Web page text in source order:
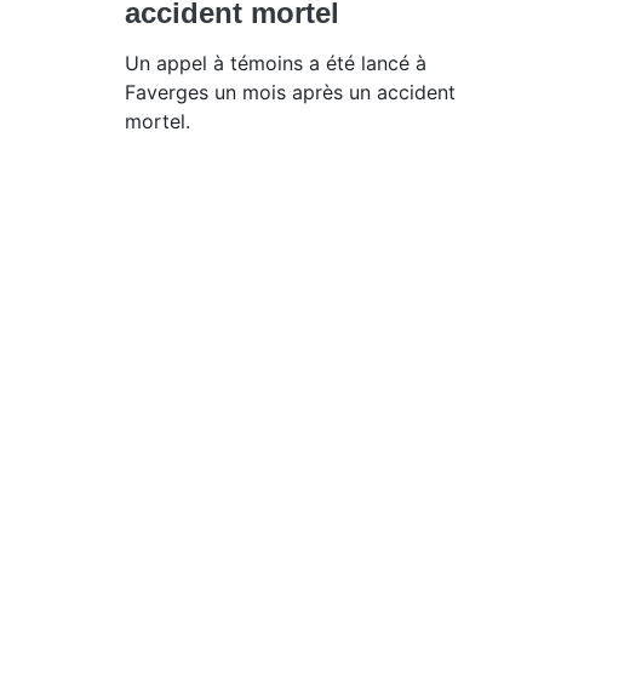
accident mortel
Un appel à témoins a été lancé à
Faverges un mois après un accident
mortel.